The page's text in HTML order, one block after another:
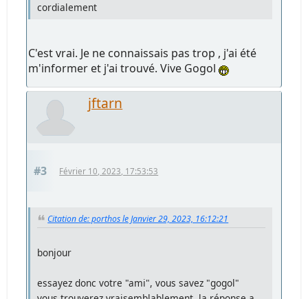
cordialement
C'est vrai. Je ne connaissais pas trop , j'ai été
m'informer et j'ai trouvé. Vive Gogol
jftarn
#3 Février 10, 2023, 17:53:53
Citation de: porthos le Janvier 29, 2023, 16:12:21
bonjour
essayez donc votre "ami", vous savez "gogol"